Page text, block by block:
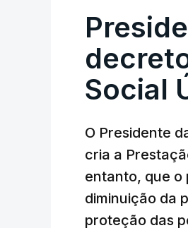
Social
O Presidente
cria a
entanto, que o
diminuição da
proteção das